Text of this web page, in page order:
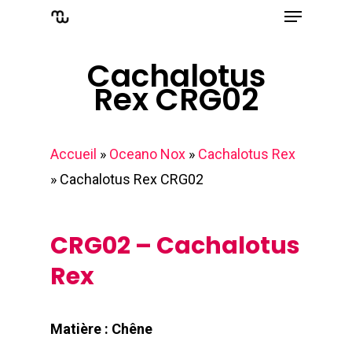
Menu
Cachalotus
Rex CRG02
Accueil » Oceano Nox » Cachalotus Rex
» Cachalotus Rex CRG02
CRG02 – Cachalotus
Rex
Matière : Chêne